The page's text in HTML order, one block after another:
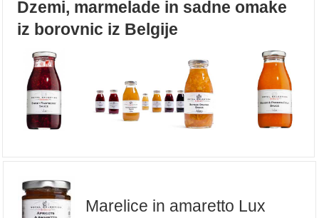
Dzemi, marmelade in sadne omake
iz borovnic iz Belgije
Marelice in amaretto Lux